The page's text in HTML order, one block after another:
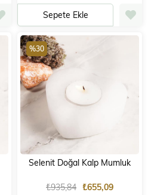
Sepete Ekle
Selenit Doğal Kalp Mumluk
₺655,09
₺935,84
%30